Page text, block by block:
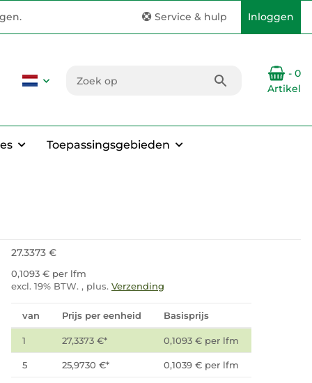
Service & hulp Inloggen
- 0
Artikel
Toepassingsgebieden
27.3373 €
0,1093 € per lfm
excl. 19% BTW. , plus. Verzending
van Prijs per eenheid Basisprijs
1 27,3373 €* 0,1093 € per lfm
5 25,9730 €* 0,1039 € per lfm